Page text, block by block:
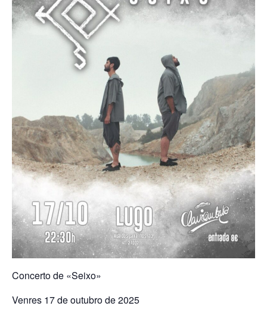
Concerto de «Seixo»
Venres 17 de outubro de 2025